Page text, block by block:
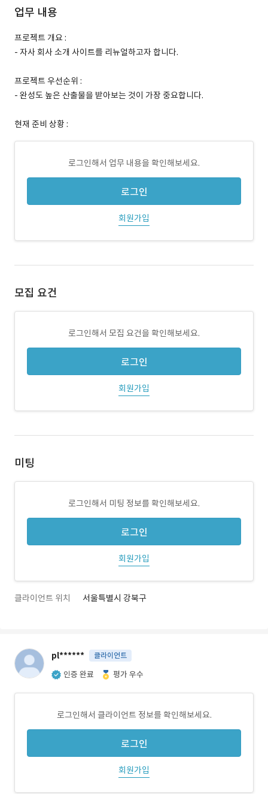
업무 내용
프로젝트 개요 :
- 자사 회사 소개 사이트를 리뉴얼하고자 합니다.
프로젝트 우선순위 :
- 완성도 높은 산출물을 받아보는 것이 가장 중요합니다.
현재 준비 상황 :
로그인해서 업무 내용을 확인해보세요.
로그인
회원가입
모집 요건
로그인해서 모집 요건을 확인해보세요.
로그인
회원가입
미팅
로그인해서 미팅 정보를 확인해보세요.
로그인
회원가입
클라이언트 위치 서울특별시 강북구
pl****** 클라이언트
인증 완료 평가 우수
로그인해서 클라이언트 정보를 확인해보세요.
로그인
회원가입